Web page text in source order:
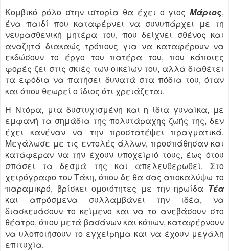
Κομβικό ρόλο στην ιστορία θα έχει ο γιος Μάριος,
ένα παιδί που καταφέρνει να συνυπάρχει με τη
νευρασθενική μητέρα του, που δείχνει σθένος και
αναζητά διακαώς τρόπους για να καταφέρουν να
εκδώσουν το έργο του πατέρα του, που κάποιες
φορές ζει στις σκιές των οικείων του, αλλά διαθέτει
τα εφόδια να πατήσει δυνατά στα πόδια του, όταν
και όπου θεωρεί ο ίδιος ότι χρειάζεται.
Η Ντόρα, μια δυστυχισμένη και η ίδια γυναίκα, με
εμφανή τα σημάδια της πολυτάραχης ζωής της, δεν
έχει κανέναν να την προστατέψει πραγματικά.
Μεγάλωσε με τις εντολές άλλων, προσπάθησαν και
κατάφεραν να την έχουν υποχείριό τους, έως ότου
σπάσει τα δεσμά της και απελευθερωθεί. Στο
χειρόγραφο του Τάκη, όπου δε θα σας αποκαλύψω το
παραμικρό, βρίσκει ομοιότητες με την ηρωίδα Τέα
και απρόσμενα συλλαμβάνει την ιδέα, να
διασκευάσουν το κείμενο και να το ανεβάσουν στο
θέατρο, όπου μετά βασάνων και κόπων, καταφέρνουν
να υλοποιήσουν το εγχείρημα και να έχουν μεγάλη
επιτυχία.